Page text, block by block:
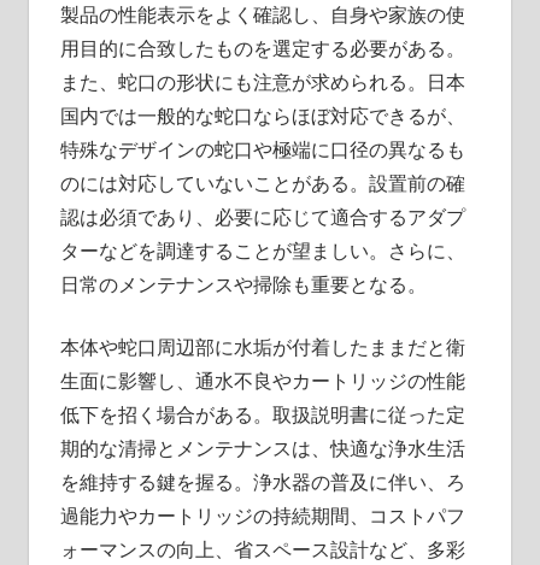
製品の性能表示をよく確認し、自身や家族の使
用目的に合致したものを選定する必要がある。
また、蛇口の形状にも注意が求められる。日本
国内では一般的な蛇口ならほぼ対応できるが、
特殊なデザインの蛇口や極端に口径の異なるも
のには対応していないことがある。設置前の確
認は必須であり、必要に応じて適合するアダプ
ターなどを調達することが望ましい。さらに、
日常のメンテナンスや掃除も重要となる。
本体や蛇口周辺部に水垢が付着したままだと衛
生面に影響し、通水不良やカートリッジの性能
低下を招く場合がある。取扱説明書に従った定
期的な清掃とメンテナンスは、快適な浄水生活
を維持する鍵を握る。浄水器の普及に伴い、ろ
過能力やカートリッジの持続期間、コストパフ
ォーマンスの向上、省スペース設計など、多彩